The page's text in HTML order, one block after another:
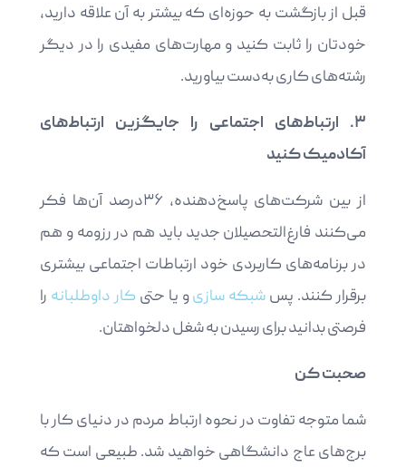
قبل از بازگشت به حوزه‌ای که بیشتر به آن علاقه دارید،
خودتان را ثابت کنید و مهارت‌های مفیدی را در دیگر
رشته‌های کاری به‌دست بیاورید.
۳. ارتباط‌های اجتماعی را جایگزین ارتباط‌های
آکادمیک کنید
از بین شرکت‌های پاسخ‌دهنده، ۳۶درصد آن‌ها فکر
می‌کنند فارغ‌التحصیلان جدید باید هم در رزومه و هم
در برنامه‌های کاربردی خود ارتباطات اجتماعی بیشتری
برقرار کنند. پس شبکه سازیو یا حتی کار داوطلبانه را
فرصتی بدانید برای رسیدن به شغل دلخواهتان.
صحبت کن
شما متوجه تفاوت در نحوه ارتباط مردم در دنیای کار با
برج‌های عاج دانشگاهی خواهید شد. طبیعی است که